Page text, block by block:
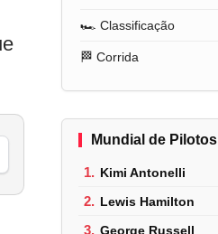
🏎️ Classificação
🏁 Corrida
Mundial de Pilotos
1. Kimi Antonelli
2. Lewis Hamilton
3. George Russell